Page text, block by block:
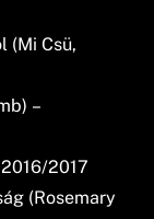
(Mi Csü,
–
2017
(Rosemary